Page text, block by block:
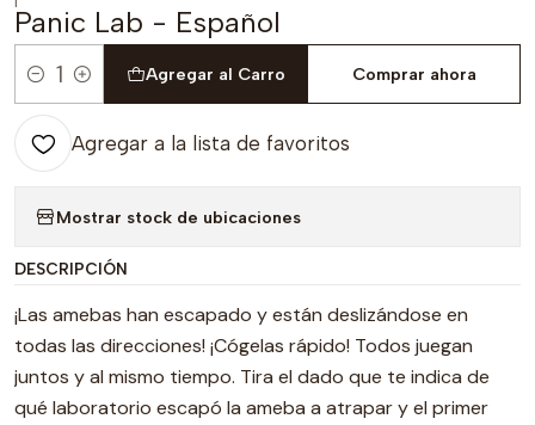
Panic Lab - Español
Cantidad
Agregar al Carro Comprar ahora
Agregar a la lista de favoritos
Mostrar stock de ubicaciones
DESCRIPCIÓN
¡Las amebas han escapado y están deslizándose en
todas las direcciones! ¡Cógelas rápido! Todos juegan
juntos y al mismo tiempo. Tira el dado que te indica de
qué laboratorio escapó la ameba a atrapar y el primer